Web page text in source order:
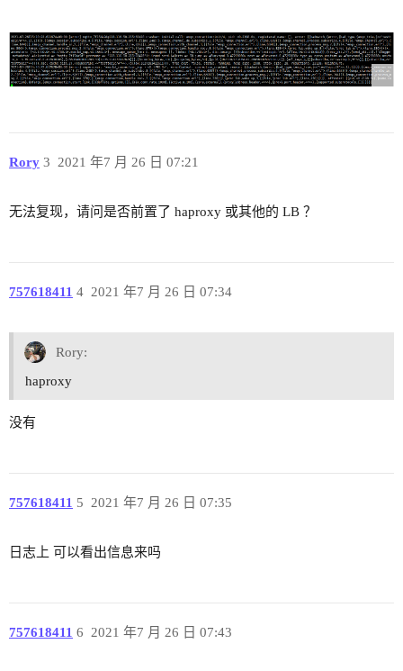
Rory 2021 年7 月 26 日 07:21
3
无法复现，请问是否前置了 haproxy 或其他的 LB ？
757618411 2021 年7 月 26 日 07:34
4
Rory:
haproxy
没有
757618411 2021 年7 月 26 日 07:35
5
日志上 可以看出信息来吗
757618411 2021 年7 月 26 日 07:43
6